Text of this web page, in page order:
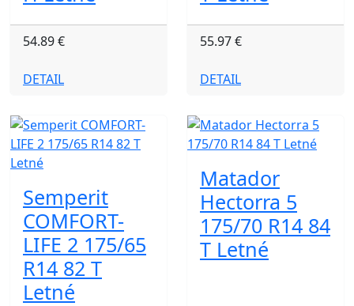
54.89 €
DETAIL
55.97 €
DETAIL
Semperit
COMFORT-
LIFE 2 175/65
R14 82 T
Letné
Matador
Hectorra 5
175/70 R14 84
T Letné